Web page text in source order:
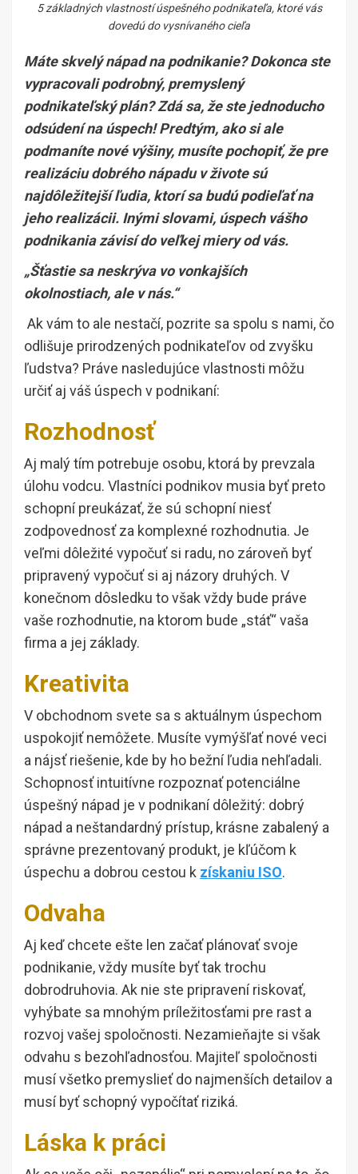
5 základných vlastností úspešného podnikateľa, ktoré vás
dovedú do vysnívaného cieľa
Máte skvelý nápad na podnikanie? Dokonca ste
vypracovali podrobný, premyslený
podnikateľský plán? Zdá sa, že ste jednoducho
odsúdení na úspech! Predtým, ako si ale
podmaníte nové výšiny, musíte pochopiť, že pre
realizáciu dobrého nápadu v živote sú
najdôležitejší ľudia, ktorí sa budú podieľať na
jeho realizácii. Inými slovami, úspech vášho
podnikania závisí do veľkej miery od vás.
„Šťastie sa neskrýva vo vonkajších
okolnostiach, ale v nás.“
Ak vám to ale nestačí, pozrite sa spolu s nami, čo
odlišuje prirodzených podnikateľov od zvyšku
ľudstva? Práve nasledujúce vlastnosti môžu
určiť aj váš úspech v podnikaní:
Rozhodnosť
Aj malý tím potrebuje osobu, ktorá by prevzala
úlohu vodcu. Vlastníci podnikov musia byť preto
schopní preukázať, že sú schopní niesť
zodpovednosť za komplexné rozhodnutia. Je
veľmi dôležité vypočuť si radu, no zároveň byť
pripravený vypočuť si aj názory druhých. V
konečnom dôsledku to však vždy bude práve
vaše rozhodnutie, na ktorom bude „stáť“ vaša
firma a jej základy.
Kreativita
V obchodnom svete sa s aktuálnym úspechom
uspokojiť nemôžete. Musíte vymýšľať nové veci
a nájsť riešenie, kde by ho bežní ľudia nehľadali.
Schopnosť intuitívne rozpoznať potenciálne
úspešný nápad je v podnikaní dôležitý: dobrý
nápad a neštandardný prístup, krásne zabalený a
správne prezentovaný produkt, je kľúčom k
úspechu a dobrou cestou k získaniu ISO.
Odvaha
Aj keď chcete ešte len začať plánovať svoje
podnikanie, vždy musíte byť tak trochu
dobrodruhovia. Ak nie ste pripravení riskovať,
vyhýbate sa mnohým príležitosťami pre rast a
rozvoj vašej spoločnosti. Nezamieňajte si však
odvahu s bezohľadnosťou. Majiteľ spoločnosti
musí všetko premyslieť do najmenších detailov a
musí byť schopný vypočítať riziká.
Láska k práci